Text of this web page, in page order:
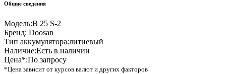
Общие сведения
Модель:B 25 S-2
Бренд: Doosan
Тип аккумулятора:литиевый
Наличие:Есть в наличии
Цена*:По запросу
*Цена зависит от курсов валют и других факторов